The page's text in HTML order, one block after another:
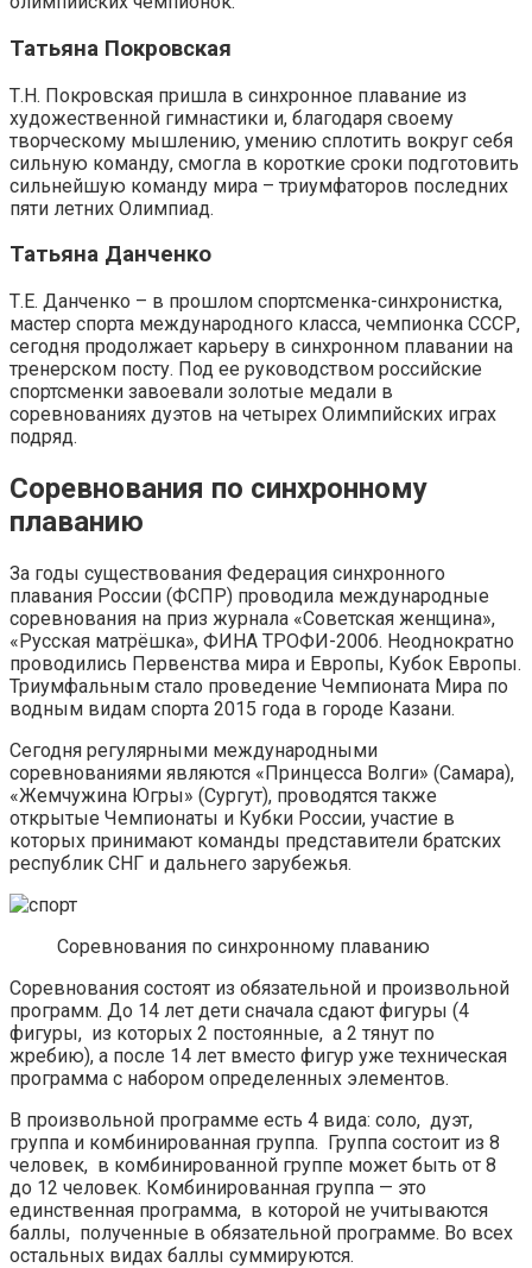
Татьяна Покровская
Т.Н. Покровская пришла в синхронное плавание из
художественной гимнастики и, благодаря своему
творческому мышлению, умению сплотить вокруг себя
сильную команду, смогла в короткие сроки подготовить
сильнейшую команду мира – триумфаторов последних
пяти летних Олимпиад.
Татьяна Данченко
Т.Е. Данченко – в прошлом спортсменка-синхронистка,
мастер спорта международного класса, чемпионка СССР,
сегодня продолжает карьеру в синхронном плавании на
тренерском посту. Под ее руководством российские
спортсменки завоевали золотые медали в
соревнованиях дуэтов на четырех Олимпийских играх
подряд.
Соревнования по синхронному
плаванию
За годы существования Федерация синхронного
плавания России (ФСПР) проводила международные
соревнования на приз журнала «Советская женщина»,
«Русская матрёшка», ФИНА ТРОФИ-2006. Неоднократно
проводились Первенства мира и Европы, Кубок Европы.
Триумфальным стало проведение Чемпионата Мира по
водным видам спорта 2015 года в городе Казани.
Сегодня регулярными международными
соревнованиями являются «Принцесса Волги» (Самара),
«Жемчужина Югры» (Сургут), проводятся также
открытые Чемпионаты и Кубки России, участие в
которых принимают команды представители братских
республик СНГ и дальнего зарубежья.
Соревнования по синхронному плаванию
Соревнования состоят из обязательной и произвольной
программ. До 14 лет дети сначала сдают фигуры (4
фигуры, из которых 2 постоянные, а 2 тянут по
жребию), а после 14 лет вместо фигур уже техническая
программа с набором определенных элементов.
В произвольной программе есть 4 вида: соло, дуэт,
группа и комбинированная группа. Группа состоит из 8
человек, в комбинированной группе может быть от 8
до 12 человек. Комбинированная группа — это
единственная программа, в которой не учитываются
баллы, полученные в обязательной программе. Во всех
остальных видах баллы суммируются.